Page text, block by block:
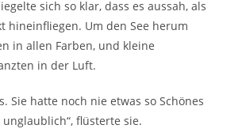
sich so klar, dass es aussah, als
hineinfliegen. Um den See herum
in allen Farben, und kleine
in der Luft.
Sie hatte noch nie etwas so Schönes
unglaublich“, flüsterte sie.